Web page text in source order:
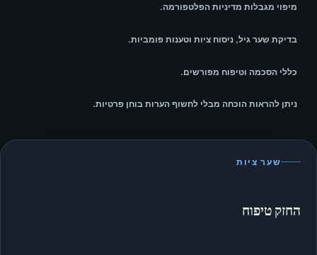
מיפוי מגבלות מדיניות הפלטפורמה.
בדיקת שער גיל, ניסוח ציות וטענות פומביות.
כללי הסכמה וטיפוח מפורשים.
ניתן להראות הוכחה מבלי לחשוף הערות בוחן פרטיות.
שער ציות
החזק טיפוח